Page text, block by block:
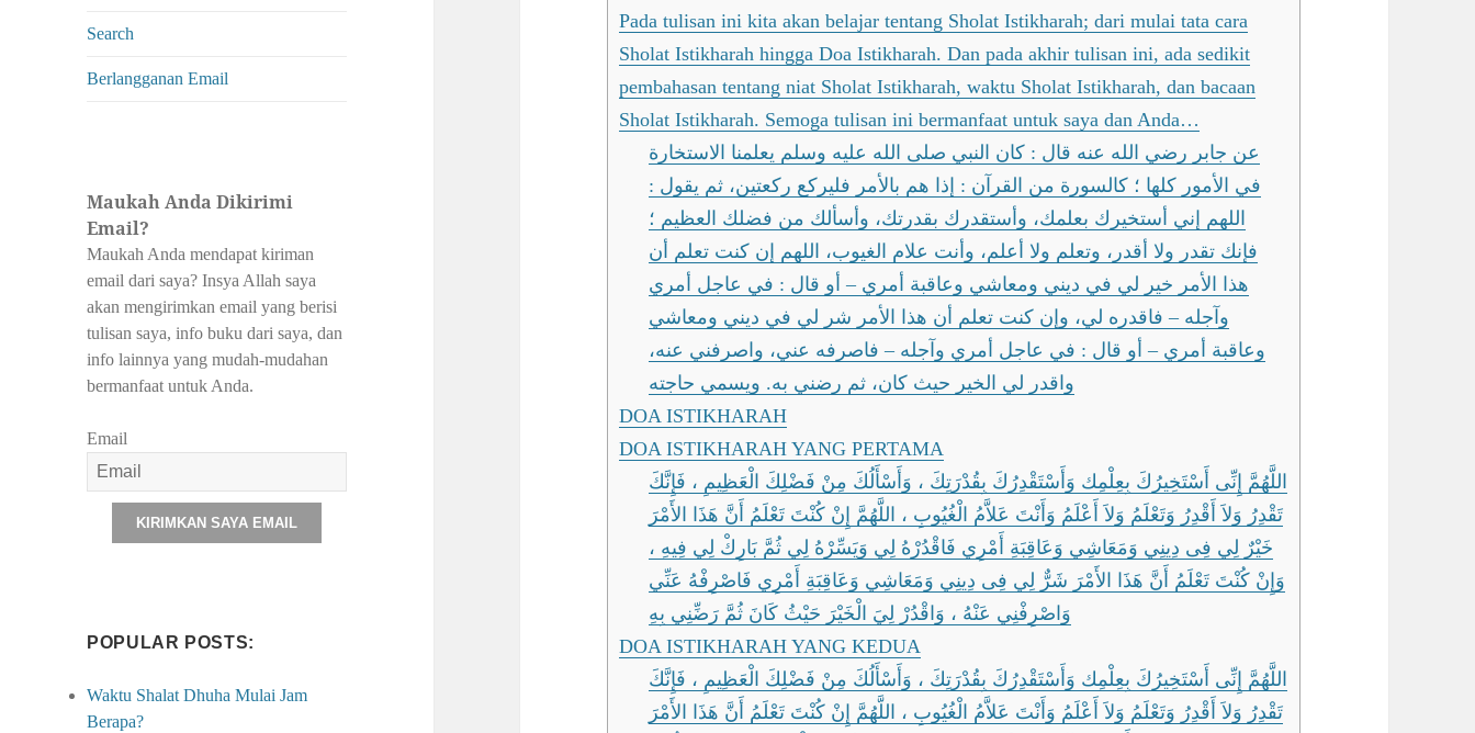
Search
Berlangganan Email
Maukah Anda Dikirimi
Email?
Maukah Anda mendapat kiriman
email dari saya? Insya Allah saya
akan mengirimkan email yang berisi
tulisan saya, info buku dari saya, dan
info lainnya yang mudah-mudahan
bermanfaat untuk Anda.
Email
KIRIMKAN SAYA EMAIL
POPULAR POSTS:
Waktu Shalat Dhuha Mulai Jam
Berapa?
Pada tulisan ini kita akan belajar tentang Sholat Istikharah; dari mulai tata cara
Sholat Istikharah hingga Doa Istikharah. Dan pada akhir tulisan ini, ada sedikit
pembahasan tentang niat Sholat Istikharah, waktu Sholat Istikharah, dan bacaan
Sholat Istikharah. Semoga tulisan ini bermanfaat untuk saya dan Anda…
عن جابر رضي الله عنه قال : كان النبي صلى الله عليه وسلم يعلمنا الاستخارة
في الأمور كلها ؛ كالسورة من القرآن : إذا هم بالأمر فليركع ركعتين، ثم يقول :
اللهم إني أستخيرك بعلمك، وأستقدرك بقدرتك، وأسألك من فضلك العظيم ؛
فإنك تقدر ولا أقدر، وتعلم ولا أعلم، وأنت علام الغيوب، اللهم إن كنت تعلم أن
هذا الأمر خير لي في ديني ومعاشي وعاقبة أمري – أو قال : في عاجل أمري
وآجله – فاقدره لي، وإن كنت تعلم أن هذا الأمر شر لي في ديني ومعاشي
وعاقبة أمري – أو قال : في عاجل أمري وآجله – فاصرفه عني، واصرفني عنه،
واقدر لي الخير حيث كان، ثم رضني به. ويسمي حاجته
DOA ISTIKHARAH
DOA ISTIKHARAH YANG PERTAMA
اللَّهُمَّ إِنِّى أَسْتَخِيرُكَ بِعِلْمِك وَأَسْتَقْدِرُكَ بِقُدْرَتِكَ ، وَأَسْأَلُكَ مِنْ فَضْلِكَ الْعَظِيمِ ، فَإِنَّكَ
تَقْدِرُ وَلاَ أَقْدِرُ وَتَعْلَمُ وَلاَ أَعْلَمُ وَأَنْتَ عَلاَّمُ الْغُيُوبِ ، اللَّهُمَّ إِنْ كُنْتَ تَعْلَمُ أَنَّ هَذَا الأَمْرَ
خَيْرٌ لِي فِى دِينِي وَمَعَاشِي وَعَاقِبَةِ أَمْرِي فَاقْدُرْهُ لِي وَيَسِّرْهُ لِي ثُمَّ بَارِكْ لِي فِيهِ ،
وَإِنْ كُنْتَ تَعْلَمُ أَنَّ هَذَا الأَمْرَ شَرٌّ لِي فِى دِينِي وَمَعَاشِي وَعَاقِبَةِ أَمْرِي فَاصْرِفْهُ عَنِّي
وَاصْرِفْنِي عَنْهُ ، وَاقْدُرْ لِيَ الْخَيْرَ حَيْثُ كَانَ ﺛُﻢَّ رَضِّنِي ﺑِﻪِ
DOA ISTIKHARAH YANG KEDUA
اللَّهُمَّ إِنِّى أَسْتَخِيرُكَ بِعِلْمِك وَأَسْتَقْدِرُكَ بِقُدْرَتِكَ ، وَأَسْأَلُكَ مِنْ فَضْلِكَ الْعَظِيمِ ، فَإِنَّكَ
تَقْدِرُ وَلاَ أَقْدِرُ وَتَعْلَمُ وَلاَ أَعْلَمُ وَأَنْتَ عَلاَّمُ الْغُيُوبِ ، اللَّهُمَّ إِنْ كُنْتَ تَعْلَمُ أَنَّ هَذَا الأَمْرَ